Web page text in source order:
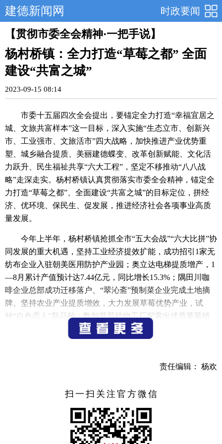
时政要闻
建德新闻网
【贯彻市委全会精神·一把手说】
杨村桥镇：全力打造“草莓之都” 全面
建设“共富之城”
2023-09-15 08:14
市委十五届四次全会提出，要锚定全力打造“幸福宜居之
城、文旅共富样本”这一目标，深入实施“生态立市、创新兴
市、工业强市、文旅活市”四大战略，加快推进产业优势重
塑、城乡融合提质、美丽建德蝶变、改革创新赋能、文化活
力跃升、民生福祉共享“六大工程”，坚定不移推动“八八战
略”走深走实。杨村桥镇认真贯彻落实市委全会精神，锚定全
力打造“草莓之都”、全面建设“共富之城”的目标定位，拼经
济、优环境、保民生、促发展，推进经济社会各项事业高质
量发展。
今年上半年，杨村桥镇抢抓全市“五大会战”“六大比拼”协
同发展的重大机遇，坚持工业经济提效扩能，成功招引1家无
纺布企业入驻朝美医用防护产业园；奥立达电梯提质增产，1
—8月累计产值预计达7.44亿元，同比增长15.3%；隅田川咖
啡企业总部成功迁移落户、“翠沁斋”预制菜企业完成土地摘
牌。坚持农业产业提质增效，大力发展草莓优势产业，试
种“白色恋人”新品种；数智草莓植物工厂探索出优质草莓错
时生长、全年种植的新模式，实现亩产8吨，售价超150元每
斤。杨村桥镇成功入选全国首批国家农业产业强镇、省级乡
板、强弱项，全力以赴拼经济抓建设，千方百计保民生促发
展，不遗余力防风险守底线，为我市打造“幸福宜居之城、文
旅共富样本”贡献力量。
杨村桥镇负责人表示，下一步，杨村桥镇将凝心聚力抓
责任编辑： 杨欢
扫一扫关注官方微信